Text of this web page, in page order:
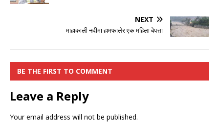
NEXT
माहाकाली नदीमा हामफालेर एक महिला बेपत्ता
BE THE FIRST TO COMMENT
Leave a Reply
Your email address will not be published.